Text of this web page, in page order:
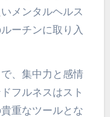
メンタルヘルス
ーチンに取り入
、集中力と感情
フルネスはスト
重なツールとな